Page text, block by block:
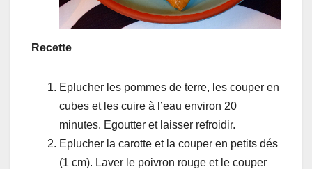
Recette
Eplucher les pommes de terre, les couper en
cubes et les cuire à l’eau environ 20
minutes. Egoutter et laisser refroidir.
Eplucher la carotte et la couper en petits dés
(1 cm). Laver le poivron rouge et le couper